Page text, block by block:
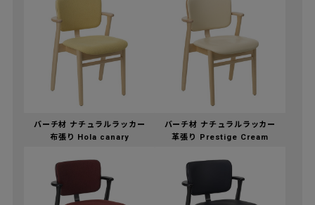
バーチ材 ナチュラルラッカー
布張り Hola canary
バーチ材 ナチュラルラッカー
革張り Prestige Cream